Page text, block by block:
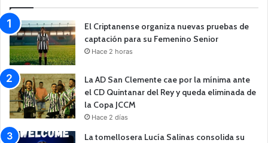
El Criptanense organiza nuevas pruebas de
captación para su Femenino Senior
Hace 2 horas
La AD San Clemente cae por la mínima ante
el CD Quintanar del Rey y queda eliminada de
la Copa JCCM
Hace 2 días
La tomellosera Lucía Salinas consolida su